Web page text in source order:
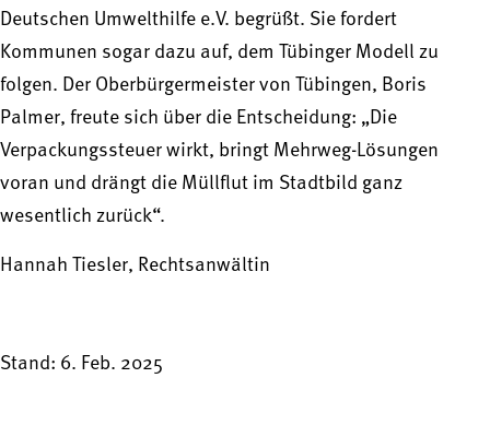
Deutschen Umwelthilfe e.V. begrüßt. Sie fordert
Kommunen sogar dazu auf, dem Tübinger Modell zu
folgen. Der Oberbürgermeister von Tübingen, Boris
Palmer, freute sich über die Entscheidung: „Die
Verpackungssteuer wirkt, bringt Mehrweg-Lösungen
voran und drängt die Müllflut im Stadtbild ganz
wesentlich zurück“.
Hannah Tiesler, Rechtsanwältin
Stand: 6. Feb. 2025